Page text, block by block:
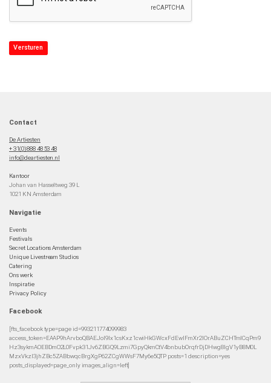
Versturen
Contact
De Artiesten
+ 31(0)888 48 53 48
info@deartiesten.nl
Kantoor
Johan van Hasseltweg 39 L
1021 KN Amsterdam
Navigatie
Events
Festivals
Secret Locations Amsterdam
Unique Livestream Studios
Catering
Ons werk
Inspiratie
Privacy Policy
Facebook
[fts_facebook type=page id=993211774099983
access_token=EAAP9hArvboQBAEJoI9Ix1csKxz1cwiHkGWcxFdEwIFmXr2IOrABuZCHTmlCqPm9
Hz3sykmAOEBDmO2L0Fvpk31Jv6ZBGQ9Lzmi7GpyQkmCtV4bnbubOrqfrDjDHwg8lgV1yB8M0L
MzxVkzI3jhZBc5ZABbwqcBrgXgP62ZCgWWsF7My6e5QTP posts=1 description=yes
posts_displayed=page_only images_align=left]